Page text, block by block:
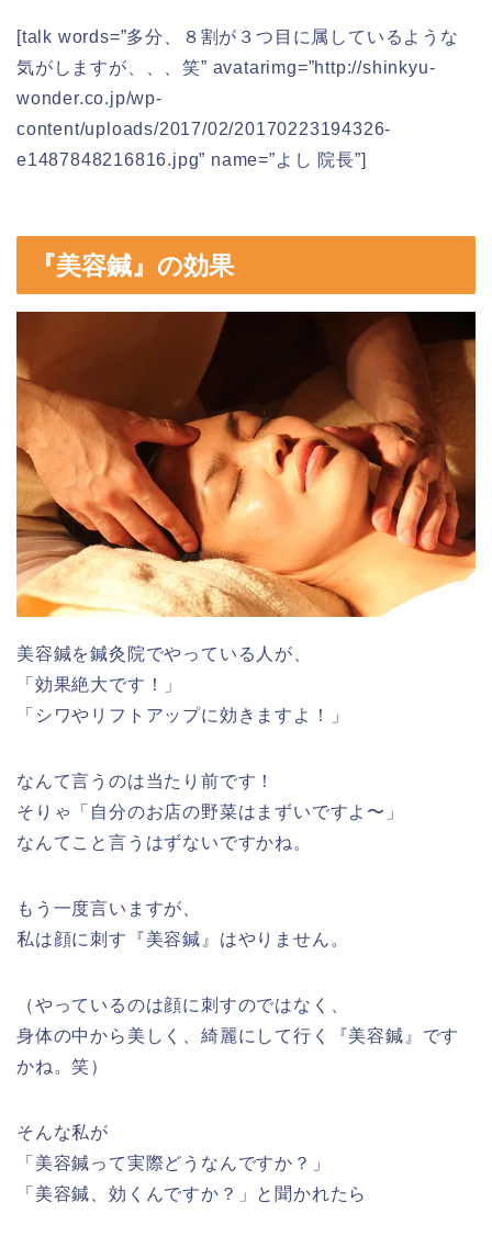
[talk words=”多分、８割が３つ目に属しているような
気がしますが、、、笑” avatarimg=”http://shinkyu-
wonder.co.jp/wp-
content/uploads/2017/02/20170223194326-
e1487848216816.jpg” name=”よし 院長”]
『美容鍼』の効果
美容鍼を鍼灸院でやっている人が、
「効果絶大です！」
「シワやリフトアップに効きますよ！」
なんて言うのは当たり前です！
そりゃ「自分のお店の野菜はまずいですよ〜」
なんてこと言うはずないですかね。
もう一度言いますが、
私は顔に刺す『美容鍼』はやりません。
（やっているのは顔に刺すのではなく、
身体の中から美しく、綺麗にして行く『美容鍼』です
かね。笑）
そんな私が
「美容鍼って実際どうなんですか？」
「美容鍼、効くんですか？」と聞かれたら